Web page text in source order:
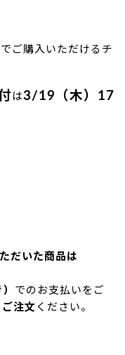
ご購入いただけるチ
は3/19（木）17
だいた商品は
でのお支払いをご
注文 ください。